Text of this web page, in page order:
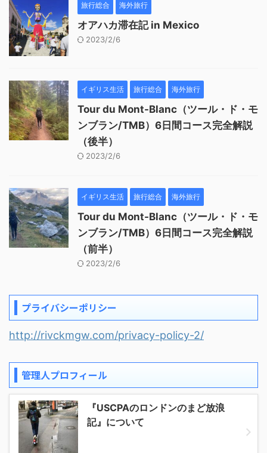
旅行総合 海外旅行
オアハカ滞在記 in Mexico
2023/2/6
イギリス生活 旅行総合 海外旅行
Tour du Mont-Blanc（ツール・ド・モ
ンブラン/TMB）6日間コース完全解説
（後半）
2023/2/6
イギリス生活 旅行総合 海外旅行
Tour du Mont-Blanc（ツール・ド・モ
ンブラン/TMB）6日間コース完全解説
（前半）
2023/2/6
プライバシーポリシー
http://rivckmgw.com/privacy-policy-2/
管理人プロフィール
『USCPAのロンドンのまど放浪
記』について